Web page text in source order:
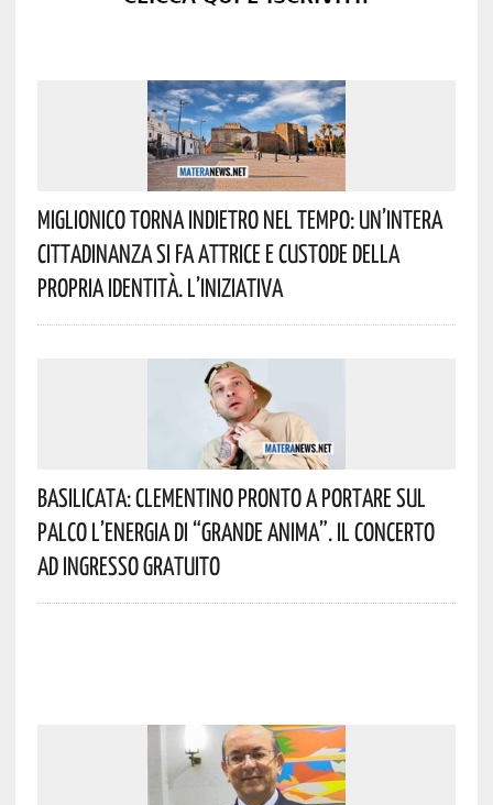
Miglionico Torna Indietro Nel Tempo: Un’intera
Cittadinanza Si Fa Attrice E Custode Della
Propria Identità. L’iniziativa
Basilicata: Clementino Pronto A Portare Sul
Palco L’energia Di “Grande Anima”. Il Concerto
Ad Ingresso Gratuito